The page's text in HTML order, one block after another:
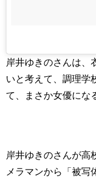
岸井ゆきのさんは、
いと考えて、調理学
て、まさか女優にな
岸井ゆきのさんが高
メラマンから「被写